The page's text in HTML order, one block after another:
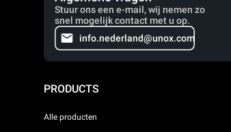
Stuur ons een e-mail, wij nemen zo
snel mogelijk contact met u op.
info.nederland@unox.com
PRODUCTS
Alle producten